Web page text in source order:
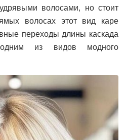
волосами, но стоит
волосах этот вид каре
переходы длины каскада
из видов модного